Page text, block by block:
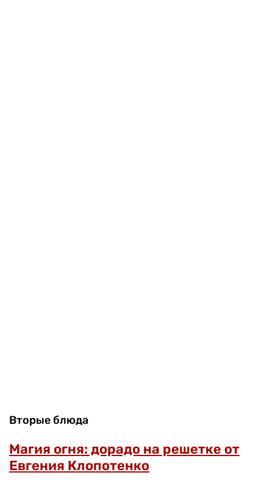
Вторые блюда
Магия огня: дорадо на решетке от
Евгения Клопотенко